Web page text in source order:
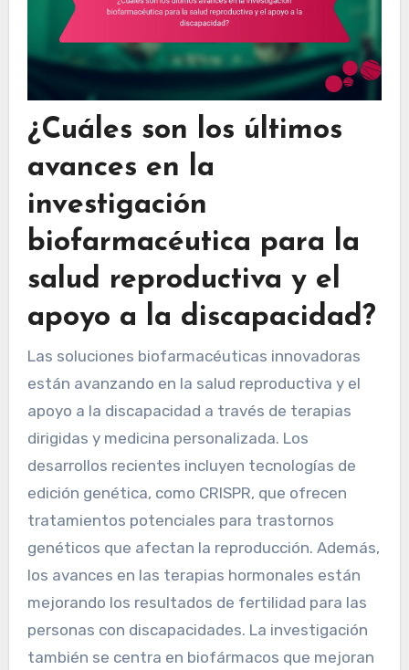
¿Cuáles son los últimos
avances en la
investigación
biofarmacéutica para la
salud reproductiva y el
apoyo a la discapacidad?
Las soluciones biofarmacéuticas innovadoras
están avanzando en la salud reproductiva y el
apoyo a la discapacidad a través de terapias
dirigidas y medicina personalizada. Los
desarrollos recientes incluyen tecnologías de
edición genética, como CRISPR, que ofrecen
tratamientos potenciales para trastornos
genéticos que afectan la reproducción. Además,
los avances en las terapias hormonales están
mejorando los resultados de fertilidad para las
personas con discapacidades. La investigación
también se centra en biofármacos que mejoran